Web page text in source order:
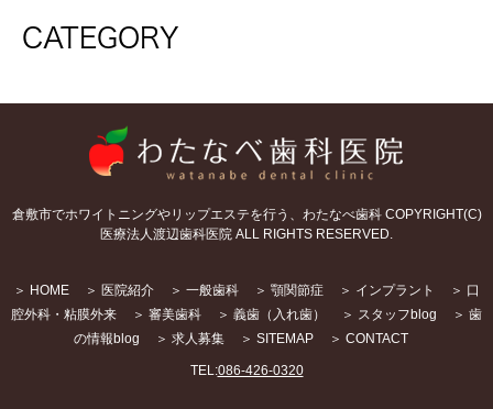
CATEGORY
倉敷市でホワイトニングやリップエステを行う、わたなべ歯科 COPYRIGHT(C)
医療法人渡辺歯科医院 ALL RIGHTS RESERVED.
＞ HOME ＞ 医院紹介 ＞ 一般歯科 ＞ 顎関節症 ＞ インプラント
＞ 口
腔外科・粘膜外来
＞ 審美歯科 ＞ 義歯（入れ歯） ＞ スタッフblog
＞ 歯
の情報blog
＞ 求人募集 ＞ SITEMAP ＞ CONTACT
TEL:086-426-0320